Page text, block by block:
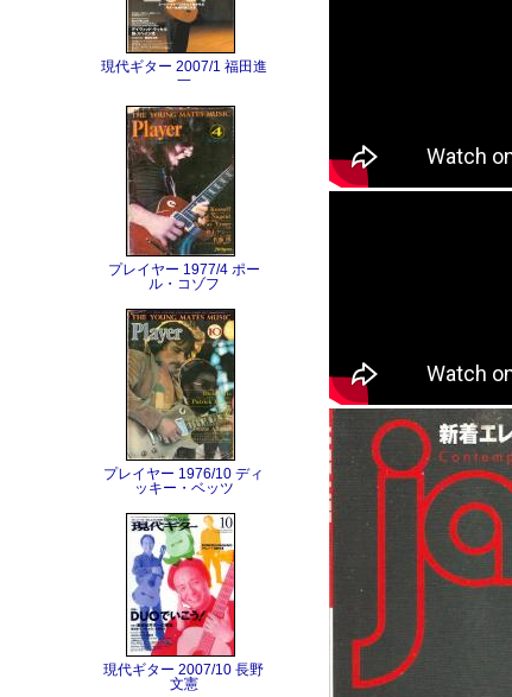
現代ギター 2007/1 福田進
一
プレイヤー 1977/4 ポー
ル・コゾフ
プレイヤー 1976/10 ディ
ッキー・ベッツ
現代ギター 2007/10 長野
文憲